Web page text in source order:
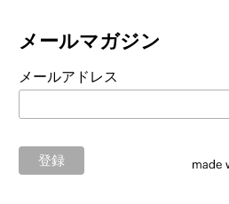
メールマガジン
メールアドレス